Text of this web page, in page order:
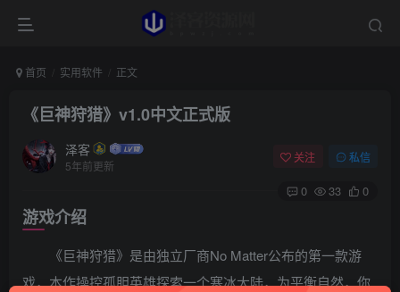
首页 实用软件 正文
《巨神狩猎》v1.0中文正式版
泽客
5年前更新
关注 私信
0 33 0
游戏介绍
《巨神狩猎》是由独立厂商No Matter公布的第一款游
戏，本作操控孤胆英雄探索一个寒冰大陆，为平衡自然，你